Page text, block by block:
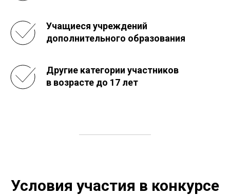
Учащиеся учреждений
дополнительного образования
Другие категории участников
в возрасте до 17 лет
Условия участия в конкурсе